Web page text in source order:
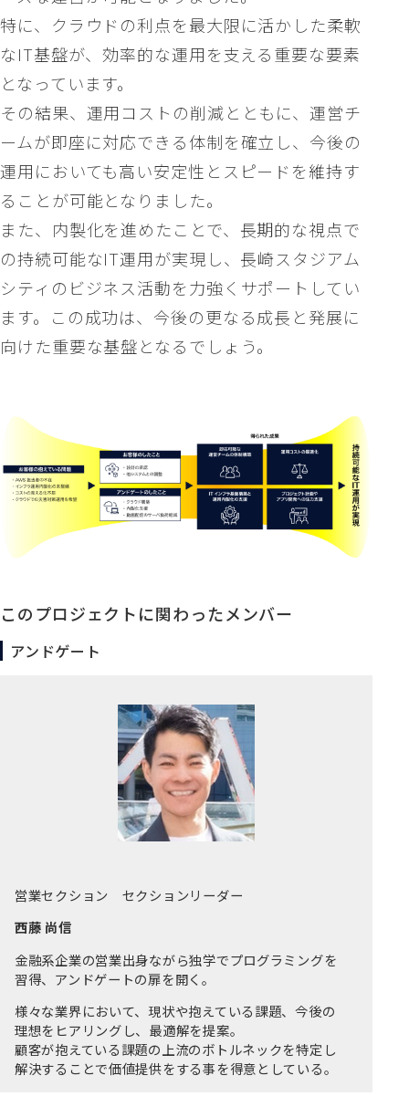
特に、クラウドの利点を最大限に活かした柔軟
なIT基盤が、効率的な運用を支える重要な要素
となっています。
その結果、運用コストの削減とともに、運営チ
ームが即座に対応できる体制を確立し、今後の
運用においても高い安定性とスピードを維持す
ることが可能となりました。
また、内製化を進めたことで、長期的な視点で
の持続可能なIT運用が実現し、長崎スタジアム
シティのビジネス活動を力強くサポートしてい
ます。この成功は、今後の更なる成長と発展に
向けた重要な基盤となるでしょう。
このプロジェクトに関わったメンバー
アンドゲート
営業セクション セクションリーダー
西藤 尚信
金融系企業の営業出身ながら独学でプログラミングを
習得、アンドゲートの扉を開く。
様々な業界において、現状や抱えている課題、今後の
理想をヒアリングし、最適解を提案。
顧客が抱えている課題の上流のボトルネックを特定し
解決することで価値提供をする事を得意としている。